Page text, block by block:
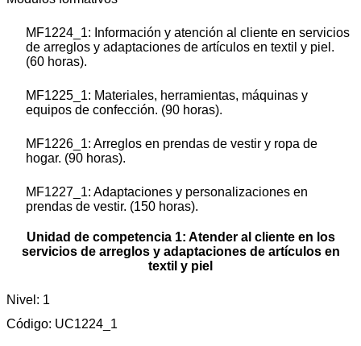
MF1224_1: Información y atención al cliente en servicios
de arreglos y adaptaciones de artículos en textil y piel.
(60 horas).
MF1225_1: Materiales, herramientas, máquinas y
equipos de confección. (90 horas).
MF1226_1: Arreglos en prendas de vestir y ropa de
hogar. (90 horas).
MF1227_1: Adaptaciones y personalizaciones en
prendas de vestir. (150 horas).
Unidad de competencia 1: Atender al cliente en los
servicios de arreglos y adaptaciones de artículos en
textil y piel
Nivel: 1
Código: UC1224_1